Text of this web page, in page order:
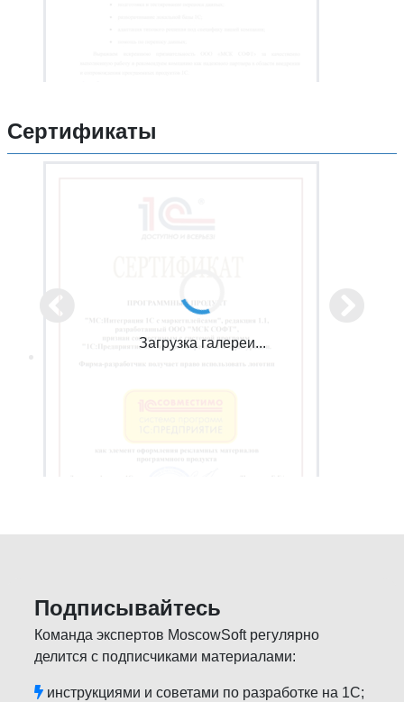
Сертификаты
Загрузка галереи...
Подписывайтесь
Команда экспертов MoscowSoft регулярно
делится с подписчиками материалами:
инструкциями и советами по разработке на 1С;